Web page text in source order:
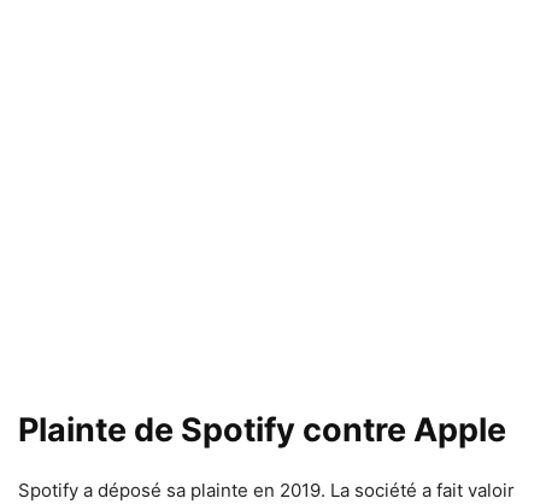
Plainte de Spotify contre Apple
Spotify a déposé sa plainte en 2019. La société a fait valoir